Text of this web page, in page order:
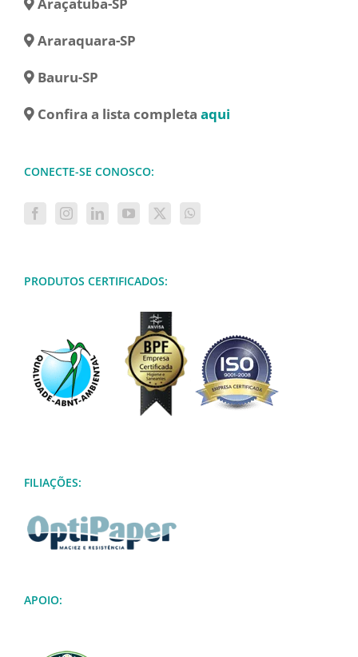
Araraquara-SP
Bauru-SP
Confira a lista completa aqui
CONECTE-SE CONOSCO:
PRODUTOS CERTIFICADOS:
FILIAÇÕES:
APOIO: